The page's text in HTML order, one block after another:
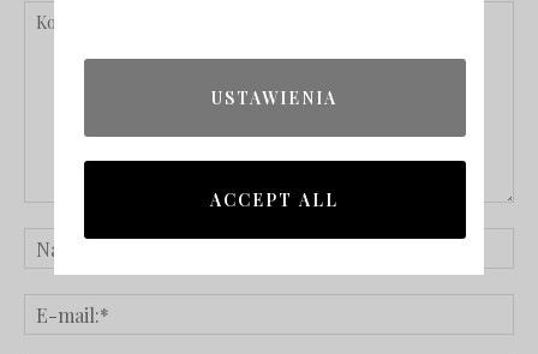
USTAWIENIA
ACCEPT ALL